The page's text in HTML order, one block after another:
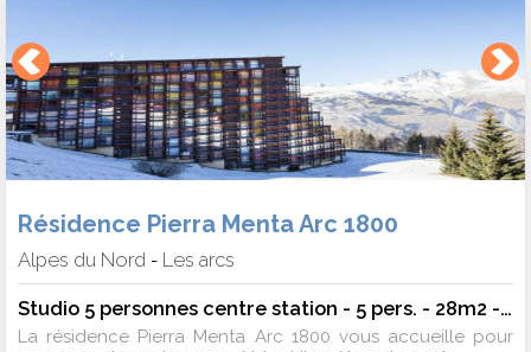
Résidence Pierra Menta Arc 1800
Alpes du Nord - Les arcs
Studio 5 personnes centre station - 5 pers. - 28m2 - TV
La résidence Pierra Menta Arc 1800 vous accueille pour